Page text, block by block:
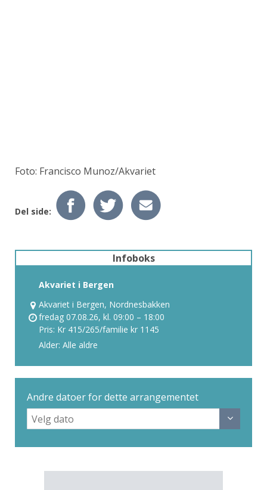
Foto: Francisco Munoz/Akvariet
Del side:
Infoboks
Akvariet i Bergen
Akvariet i Bergen, Nordnesbakken
fredag 07.08.26, kl. 09:00 – 18:00
Pris: Kr 415/265/familie kr 1145
Alder: Alle aldre
Andre datoer for dette arrangementet